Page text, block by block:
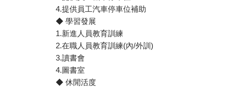
4.提供員工汽車停車位補助
◆ 學習發展
1.新進人員教育訓練
2.在職人員教育訓練(內/外訓)
3.讀書會
4.圖書室
◆ 休閒活度